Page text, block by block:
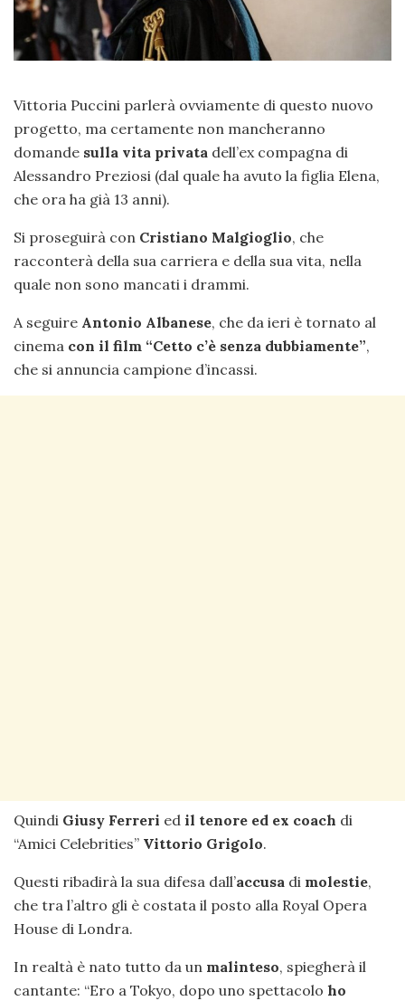
Vittoria Puccini parlerà ovviamente di questo nuovo
progetto, ma certamente non mancheranno
domande sulla vita privata dell’ex compagna di
Alessandro Preziosi (dal quale ha avuto la figlia Elena,
che ora ha già 13 anni).
Si proseguirà con Cristiano Malgioglio, che
racconterà della sua carriera e della sua vita, nella
quale non sono mancati i drammi.
A seguire Antonio Albanese, che da ieri è tornato al
cinema con il film “Cetto c’è senza dubbiamente”,
che si annuncia campione d’incassi.
Quindi Giusy Ferreri ed il tenore ed ex coach di
“Amici Celebrities” Vittorio Grigolo.
Questi ribadirà la sua difesa dall’accusa di molestie,
che tra l’altro gli è costata il posto alla Royal Opera
House di Londra.
In realtà è nato tutto da un malinteso, spiegherà il
cantante: “Ero a Tokyo, dopo uno spettacolo ho